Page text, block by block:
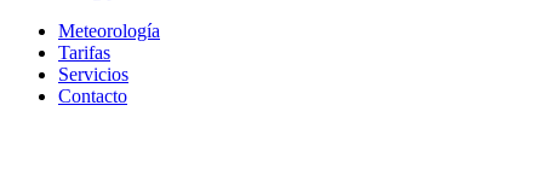
Meteorología
Tarifas
Servicios
Contacto